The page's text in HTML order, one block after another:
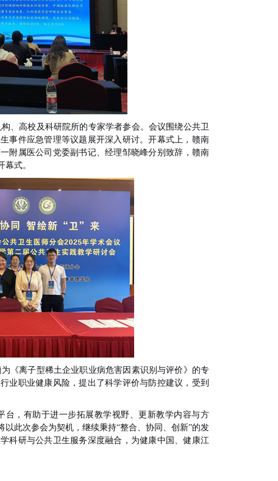
、高校及科研院所的专家学者参会。会议围绕公共卫
事件应急管理等议题展开深入研讨。开幕式上， 赣南
附属医公司党委副书记、经理邹晓峰分别致辞 ，赣南
式。
《离子型稀土企业职业病危害因素识别与评价》的专
业职业健康风险，提出了科学评价与防控建议，受到
台，有助于进一步拓展教学视野、更新教学内容与方
此次参会为契机，继续秉持“整合、协同、创新”的发
科研与公共卫生服务深度融合，为健康中国、健康江